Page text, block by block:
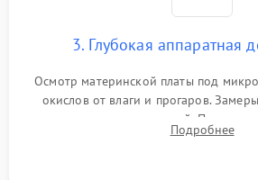
3. Глубокая аппаратная
Осмотр материнской платы под
окислов от влаги и прогаров.
дежурных напряжений. Проверка
мультиконтроллера,Подробнее